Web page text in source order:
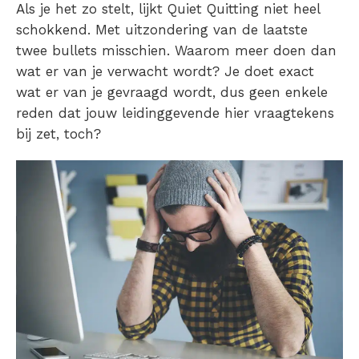
Als je het zo stelt, lijkt Quiet Quitting niet heel
schokkend. Met uitzondering van de laatste
twee bullets misschien. Waarom meer doen dan
wat er van je verwacht wordt? Je doet exact
wat er van je gevraagd wordt, dus geen enkele
reden dat jouw leidinggevende hier vraagtekens
bij zet, toch?